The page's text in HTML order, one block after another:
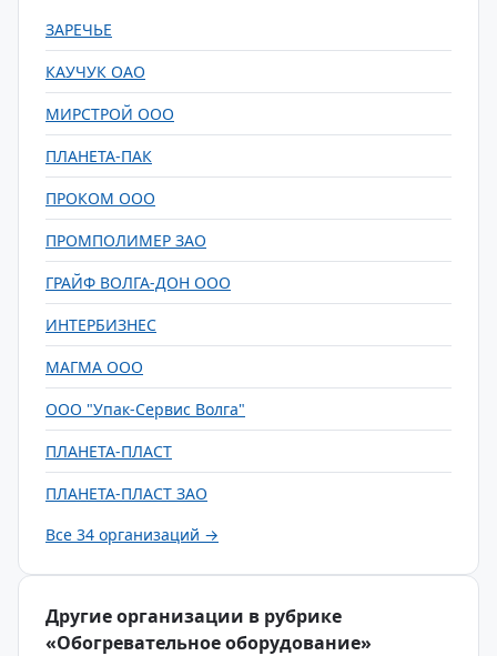
ЗАРЕЧЬЕ
КАУЧУК ОАО
МИРСТРОЙ ООО
ПЛАНЕТА-ПАК
ПРОКОМ ООО
ПРОМПОЛИМЕР ЗАО
ГРАЙФ ВОЛГА-ДОН ООО
ИНТЕРБИЗНЕС
МАГМА ООО
ООО "Упак-Сервис Волга"
ПЛАНЕТА-ПЛАСТ
ПЛАНЕТА-ПЛАСТ ЗАО
Все 34 организаций →
Другие организации в рубрике
«Обогревательное оборудование»